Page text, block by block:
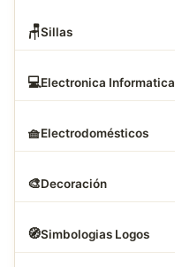
🪑Sillas
💻Electronica Informatica
🧺Electrodomésticos
🎨Decoración
🧭Simbologias Logos